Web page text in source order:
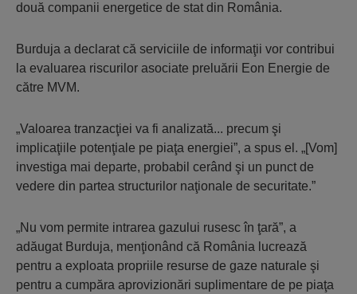
două companii energetice de stat din România.
Burduja a declarat că serviciile de informaţii vor contribui
la evaluarea riscurilor asociate preluării Eon Energie de
către MVM.
„Valoarea tranzacţiei va fi analizată... precum şi
implicaţiile potenţiale pe piaţa energiei”, a spus el. „[Vom]
investiga mai departe, probabil cerând şi un punct de
vedere din partea structurilor naţionale de securitate.”
„Nu vom permite intrarea gazului rusesc în ţară”, a
adăugat Burduja, menţionând că România lucrează
pentru a exploata propriile resurse de gaze naturale şi
pentru a cumpăra aprovizionări suplimentare de pe piaţa